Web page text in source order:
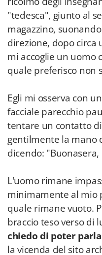
"tedesca", giunto al
magazzino,
direzione, dopo
mi accoglie un uomo
quale preferisco non
Egli mi osserva con
facciale parecchio
tentare un contatto
gentilmente la mano
dicendo: "Buonasera,
L'uomo rimane
minimamente al mio
quale rimane vuoto.
braccio teso verso di
chiedo di poter
la vicenda del sito